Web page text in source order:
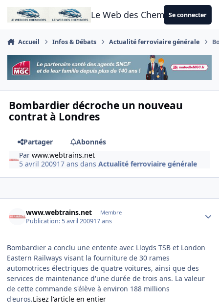
Aller au contenu
Le Web des CheminotsSe connecter
Accueil Infos & Débats Actualité ferroviaire générale
Bombardier décroche un nouveau
contrat à Londres
Partager
Abonnés
Parwww.webtrains.net
5 avril 200917 ans dansActualité ferroviaire générale
www.webtrains.net Membre
Publication: 5 avril 200917 ans
Bombardier a conclu une entente avec Lloyds TSB et London
Eastern Railways visant la fourniture de 30 rames
automotrices électriques de quatre voitures, ainsi que des
services de maintenance d'une durée de trois ans. La valeur
de cette commande s'élève à environ 188 millions
d'euros.Lisez l'article en entier